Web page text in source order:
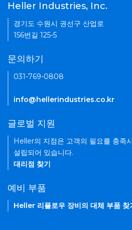
Heller Industries, Inc.
경기도 수원시 권선구 산업로
156번길 125-5
문의하기
031-769-0808
info@hellerindustries.co.kr
글로벌 지원
Heller의 지점은 고객의 필요를 충족
설립되어 있습니다.
대리점 찾기
예비 부품
Heller 리플로우 장비의 대체 부품 찾